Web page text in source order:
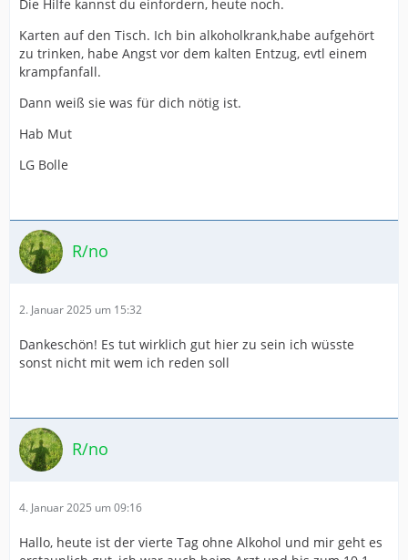
Die Hilfe kannst du einfordern, heute noch.
Karten auf den Tisch. Ich bin alkoholkrank,habe aufgehört
zu trinken, habe Angst vor dem kalten Entzug, evtl einem
krampfanfall.
Dann weiß sie was für dich nötig ist.
Hab Mut
LG Bolle
R/no
2. Januar 2025 um 15:32
Dankeschön! Es tut wirklich gut hier zu sein ich wüsste
sonst nicht mit wem ich reden soll
R/no
4. Januar 2025 um 09:16
Hallo, heute ist der vierte Tag ohne Alkohol und mir geht es